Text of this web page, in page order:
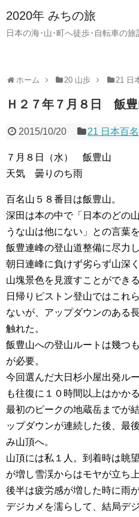
2020年 みちの旅
日本の海･山･町へ徒歩･自転車の
ホーム 20 山歩 21 日
Ｈ２７年７月８日 飯
2015/10/20 21 日本百
７月８日（水） 飯豊山
天気 曇りのち雨
百名山５８番目は飯豊山。
深田は本の中で「日本のどの
うな山は他にない」との言葉
飯豊連峰の登山道整備に尽力
朝日連峰に負けず劣らず山深
山塊景色を見渡すことができる
日帰りピストン登山ではこれ
ないが、アップダウンのある
触れた。
飯豊山への登山ルートは幾つ
が必要。
今回選んだ大日杉小屋出発ル
も往復に１０時間以上はかかる
最初のピークの地蔵岳までが
ップダウンが連続した後、最
み山頂へ。
山頂には私１人。到着時は眺
が増し雪渓からはモヤが立ち
後半は疲労感が増した時に雨
デジカメを濡らして、結局デ